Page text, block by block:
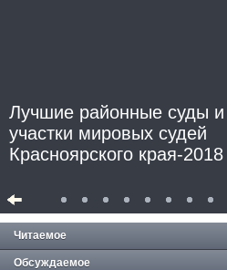
Лучшие районные суды и
участки мировых судей
Красноярского края-2018
Читаемое
Обсуждаемое